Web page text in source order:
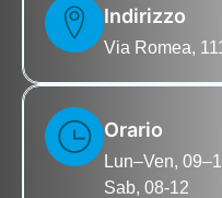
Indirizzo
Via Romea,
Orario
Lun–Ven,
Sab, 08-12